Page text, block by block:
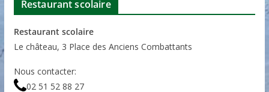
Restaurant scolaire
Restaurant scolaire
Le château, 3 Place des Anciens Combattants
Nous contacter:
02 51 52 88 27